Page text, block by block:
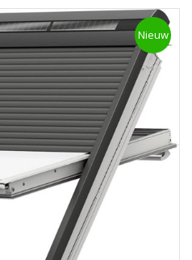
Nieuw